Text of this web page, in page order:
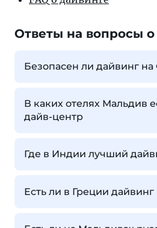
Ответы на вопросы о
Безопасен ли дайвинг
В каких отелях Мальдив
дайв-центр
Где в Индии лучший
Есть ли в Греции дайвинг